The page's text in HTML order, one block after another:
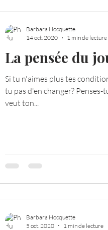
idées reçues Mises
C'est mon histoire
La pensée du
Si tu n'aimes plus tes
tu pas d'en changer?
veut ton...
Barbara Hocquette
14 oct. 2020
1 min de lecture
Barbara Hocquette
5 oct. 2020
1 min de lecture